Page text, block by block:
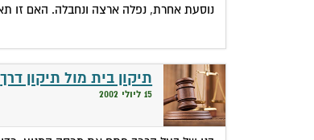
נוסעת אחרת, נפלה ארצה ונחבלה. האם זו
תיקון בית מול תיקון דרך
15 ליולי 2002